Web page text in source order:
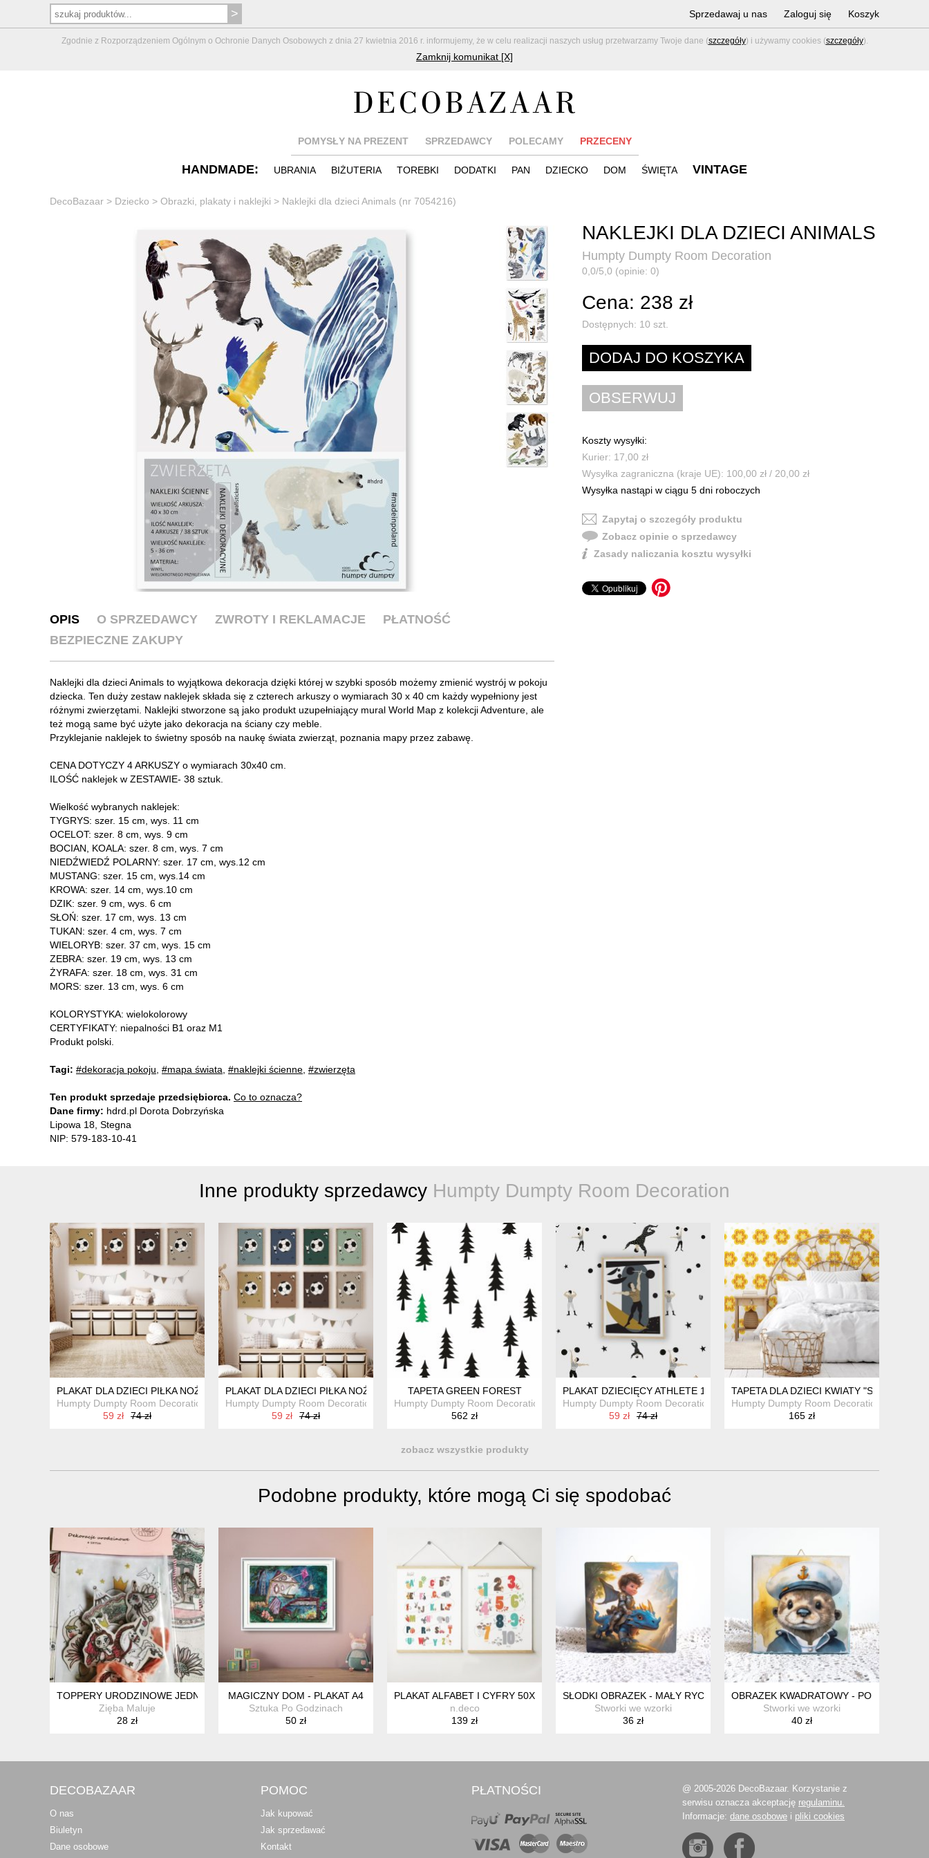
Zgodnie z Rozporządzeniem Ogólnym o Ochronie Danych Osobowych z dnia 27 kwietnia 2016 r. informujemy, że w celu realizacji naszych usług przetwarzamy Twoje dane (szczegóły) i używamy cookies (szczegóły).
Zamknij komunikat [X]
Sprzedawaj u nas Zaloguj się Koszyk
POMYSŁY NA PREZENT SPRZEDAWCY POLECAMY PRZECENY
HANDMADE: UBRANIA BIŻUTERIA TOREBKI DODATKI PAN DZIECKO DOM ŚWIĘTA VINTAGE
DecoBazaar > Dziecko > Obrazki, plakaty i naklejki > Naklejki dla dzieci Animals (nr 7054216)
NAKLEJKI DLA DZIECI ANIMALS
Humpty Dumpty Room Decoration
0,0/5,0 (opinie: 0)
Cena: 238 zł
Dostępnych: 10 szt.
Koszty wysyłki:
Kurier: 17,00 zł
Wysyłka zagraniczna (kraje UE): 100,00 zł / 20,00 zł
Wysyłka nastąpi w ciągu 5 dni roboczych
Zapytaj o szczegóły produktu
Zobacz opinie o sprzedawcy
Zasady naliczania kosztu wysyłki
OPIS O SPRZEDAWCY ZWROTY I REKLAMACJE
PŁATNOŚĆ
BEZPIECZNE ZAKUPY
Naklejki dla dzieci Animals to wyjątkowa dekoracja dzięki której w szybki sposób możemy zmienić wystrój w pokoju
dziecka. Ten duży zestaw naklejek składa się z czterech arkuszy o wymiarach 30 x 40 cm każdy wypełniony jest
różnymi zwierzętami. Naklejki stworzone są jako produkt uzupełniający mural World Map z kolekcji Adventure, ale
też mogą same być użyte jako dekoracja na ściany czy meble.
Przyklejanie naklejek to świetny sposób na naukę świata zwierząt, poznania mapy przez zabawę.
CENA DOTYCZY 4 ARKUSZY o wymiarach 30x40 cm.
ILOŚĆ naklejek w ZESTAWIE- 38 sztuk.
Wielkość wybranych naklejek:
TYGRYS: szer. 15 cm, wys. 11 cm
OCELOT: szer. 8 cm, wys. 9 cm
BOCIAN, KOALA: szer. 8 cm, wys. 7 cm
NIEDŹWIEDŹ POLARNY: szer. 17 cm, wys.12 cm
MUSTANG: szer. 15 cm, wys.14 cm
KROWA: szer. 14 cm, wys.10 cm
DZIK: szer. 9 cm, wys. 6 cm
SŁOŃ: szer. 17 cm, wys. 13 cm
TUKAN: szer. 4 cm, wys. 7 cm
WIELORYB: szer. 37 cm, wys. 15 cm
ZEBRA: szer. 19 cm, wys. 13 cm
ŻYRAFA: szer. 18 cm, wys. 31 cm
MORS: szer. 13 cm, wys. 6 cm
KOLORYSTYKA: wielokolorowy
CERTYFIKATY: niepalności B1 oraz M1
Produkt polski.
Tagi: #dekoracja pokoju #mapa świata #naklejki ścienne #zwierzęta
Ten produkt sprzedaje przedsiębiorca. Co to oznacza?
Dane firmy: hdrd.pl Dorota Dobrzyńska
Lipowa 18, Stegna
NIP: 579-183-10-41
Inne produkty sprzedawcy Humpty Dumpty Room Decoration
PLAKAT DLA DZIECI PIŁKA NOŻNA "BEIGE SOCCER"
Humpty Dumpty Room Decoration
59 zł
74 zł
PLAKAT DLA DZIECI PIŁKA NOŻNA "NAVY BLUE SOCCER"
Humpty Dumpty Room Decoration
59 zł
74 zł
TAPETA GREEN FOREST
Humpty Dumpty Room Decoration
562 zł
PLAKAT DZIECIĘCY ATHLETE 1
Humpty Dumpty Room Decoration
59 zł
74 zł
TAPETA DLA DZIECI KWIATY "SWEET
Humpty Dumpty Room Decoration
165 zł
zobacz wszystkie produkty
Podobne produkty, które mogą Ci się spodobać
TOPPERY URODZINOWE JEDNOROŻEC Z KWIATAMI ŚLICZNE ! + KARTKA URODZINOWA GRATIS
Zięba Maluje
28 zł
MAGICZNY DOM - PLAKAT A4
Sztuka Po Godzinach
50 zł
PLAKAT ALFABET I CYFRY 50X70CM ZESTAW PLAKAT DLA DZIECI, PLAKAT EDUKACYJNY DO POKOJU DZIECKA,
n.deco
139 zł
SŁODKI OBRAZEK - MAŁY RYCERZ I JEGO SMOK
Stworki we wzorki
36 zł
OBRAZEK KWADRATOWY - PORTRET -
Stworki we wzorki
40 zł
DECOBAZAAR
O nas
Biuletyn
Dane osobowe
POMOC
Jak kupować
Jak sprzedawać
Kontakt
PŁATNOŚCI
@ 2005-2026 DecoBazaar. Korzystanie z
serwisu oznacza akceptację regulaminu.
Informacje: dane osobowe i pliki cookies